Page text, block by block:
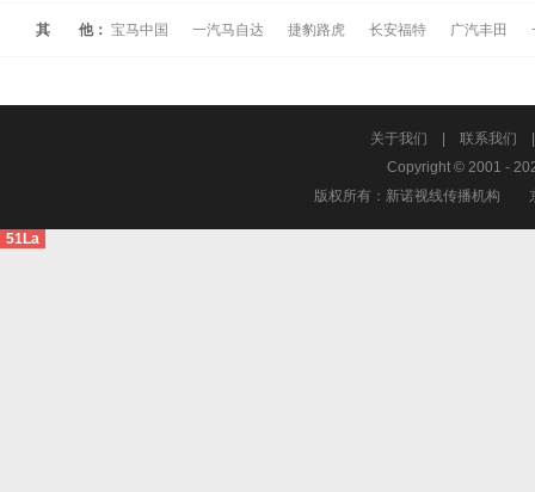
其 他： 宝马中国 一汽马自达 捷豹路虎 长安福特 广汽丰田
关于我们 联系我们
Copyright © 2001 -
版权所有：新诺视线传播机构
51La